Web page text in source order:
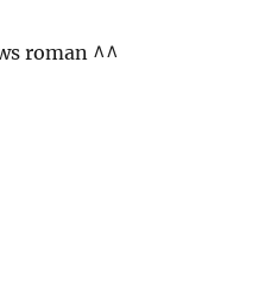
roman ^^